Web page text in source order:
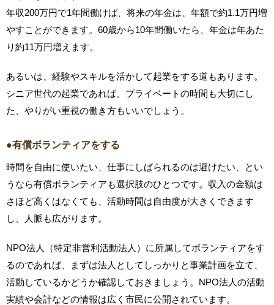
年収200万円で1年間働けば、将来の年金は、年額で約1.1万円増
やすことができます。60歳から10年間働いたら、年金は年あた
り約11万円増えます。
あるいは、経験やスキルを活かして起業をする道もあります。
シニア世代の起業であれば、プライベートの時間も大切にし
た、やりがい重視の働き方もいいでしょう。
●有償ボランティアをする
時間を自由に使いたい、仕事にしばられるのは避けたい、とい
うなら有償ボランティアも選択肢のひとつです。収入の金額は
さほど高くはなくても、活動時間は自由度が大きくできます
し、人脈も広がります。
NPO法人（特定非営利活動法人）に所属してボランティアをす
るのであれば、まずは法人としてしっかりと事業計画を立て、
活動しているかどうか確認しておきましょう。NPO法人の活動
実績や会計などの情報は広く市民に公開されています。